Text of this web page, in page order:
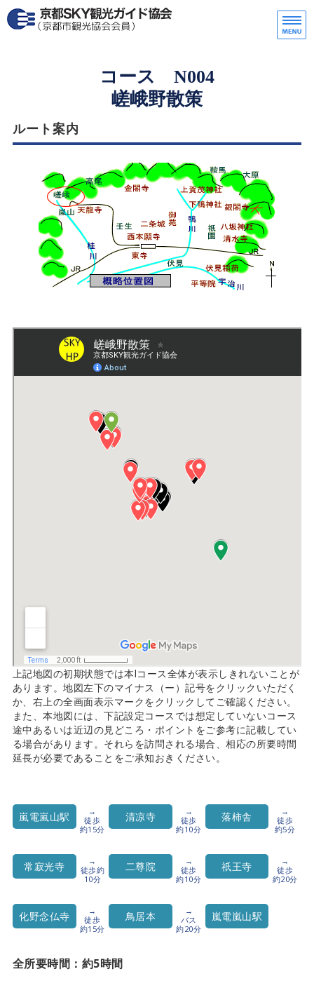
京都SKY観光ガイド協会
ご利用方法（一般）
ご利用方法（修学旅行）
ご利用料金
コース N004
嵯峨野散策
ルート案内
上記地図の初期状態では本lコース全体が表示しきれないことが
あります。地図左下のマイナス（ー）記号をクリックいただく
か、右上の全画面表示マークをクリックしてご確認ください。
また、本地図には、下記設定コースでは想定していないコース
途中あるいは近辺の見どころ・ポイントをご参考に記載してい
る場合があります。それらを訪問される場合、相応の所要時間
延長が必要であることをご承知おきください。
嵐電嵐山駅
→
徒歩
約15分
清凉寺
→
徒歩
約10分
落柿舎
→
徒歩
約5分
常寂光寺
→
徒歩約
10分
二尊院
→
徒歩
約10分
祇王寺
→
徒歩
約20分
化野念仏寺
→
徒歩
約15分
鳥居本
→
バス
約20分
嵐電嵐山駅
全所要時間：約5時間